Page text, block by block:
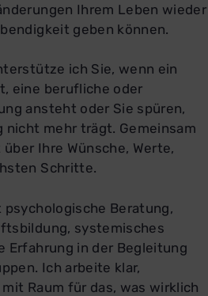
Ihrem Leben wieder
geben können.
ich Sie, wenn ein
eine berufliche oder
ansteht oder Sie spüren,
nicht mehr trägt. Gemeinsam
Ihre Wünsche, Werte,
Schritte.
Beratung,
systemisches
Erfahrung in der Begleitung
Ich arbeite klar,
Raum für das, was wirklich